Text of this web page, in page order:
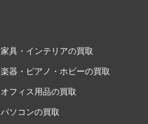
家具・インテリアの買取
楽器・ピアノ・ホビーの買取
オフィス用品の買取
パソコンの買取